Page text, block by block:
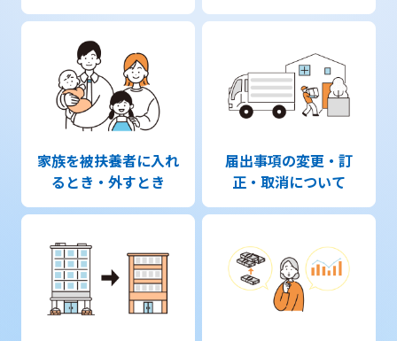
家族を被扶養者に入れ
るとき・外すとき
届出事項の変更・訂
正・取消について